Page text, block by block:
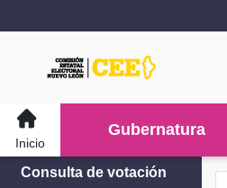
Inicio
Gubernatura
Consulta de votación